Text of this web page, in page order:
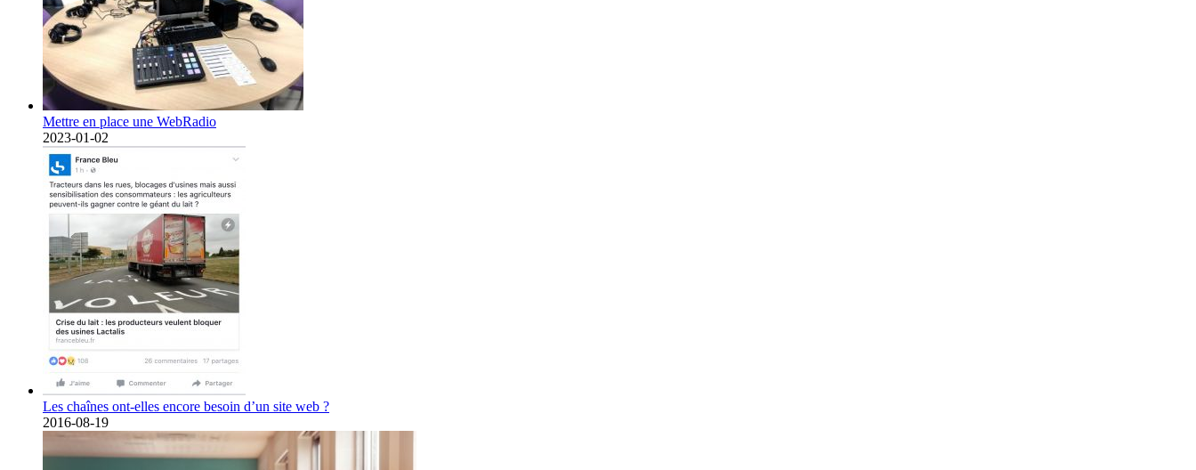
Mettre en place une WebRadio
2023-01-02
Les chaînes ont-elles encore besoin d’un site web ?
2016-08-19